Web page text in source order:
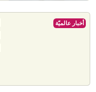
أخبار عالميّة